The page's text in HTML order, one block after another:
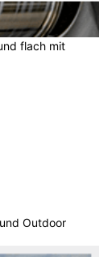
flach mit
Outdoor